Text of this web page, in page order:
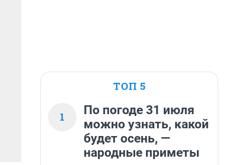
ТОП 5
1
По погоде 31 июля
можно узнать, какой
будет осень, —
народные приметы